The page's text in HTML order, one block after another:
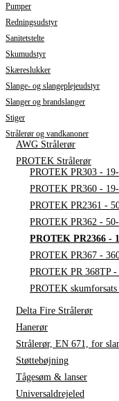
Pumper
Redningsudstyr
Sanitetstelte
Skumudstyr
Skæreslukker
Slange- og slangeplejeudstyr
Slanger og brandslanger
Stiger
Strålerør og vandkanoner
AWG Strålerør
PROTEK Strålerør
PROTEK PR303 -
PROTEK PR360 -
PROTEK PR2361 -
PROTEK PR362 -
PROTEK PR2366 -
PROTEK PR367 -
PROTEK PR 368TP
PROTEK
Delta Fire Strålerør
Hanerør
Strålerør, EN 671, for
Støttebøjning
Tågesøm & lanser
Universaldrejeled